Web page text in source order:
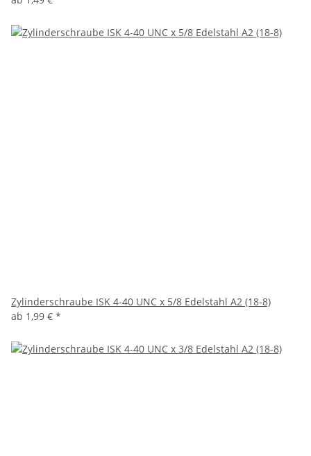
Zylinderschraube ISK 4-40 UNC x 5/8 Edelstahl A2 (18-8)
ab 1,99 € *